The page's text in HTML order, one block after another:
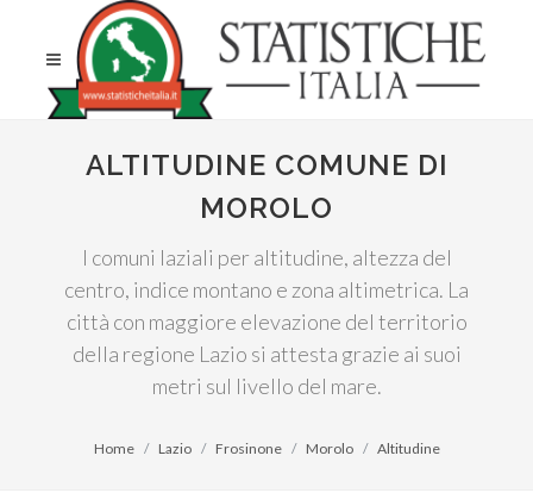
ALTITUDINE COMUNE DI
MOROLO
I comuni laziali per altitudine, altezza del
centro, indice montano e zona altimetrica. La
città con maggiore elevazione del territorio
della regione Lazio si attesta grazie ai suoi
metri sul livello del mare.
Home Lazio Frosinone Morolo Altitudine